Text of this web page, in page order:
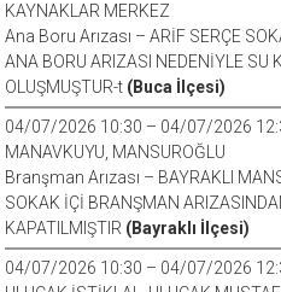
KAYNAKLAR MERKEZ
Ana Boru Arızası – ARİF SERÇE
ANA BORU ARIZASI NEDENİYLE SU
OLUŞMUŞTUR-t (Buca İlçesi)
04/07/2026 10:30 – 04/07/2026
MANAVKUYU, MANSUROĞLU
Branşman Arızası – BAYRAKLI
SOKAK İÇİ BRANŞMAN
KAPATILMIŞTIR (Bayraklı İlçesi)
04/07/2026 10:30 – 04/07/2026